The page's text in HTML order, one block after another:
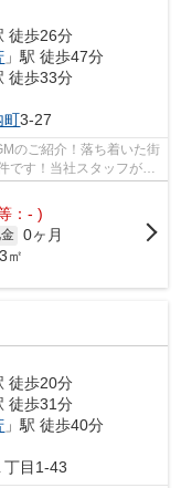
徒歩26分
」駅 徒歩47分
徒歩33分
町3-27
のご紹介！落ち着いた街
です！当社スタッフが地
：- )
0ヶ月
㎡
徒歩20分
徒歩31分
」駅 徒歩40分
丁目1-43